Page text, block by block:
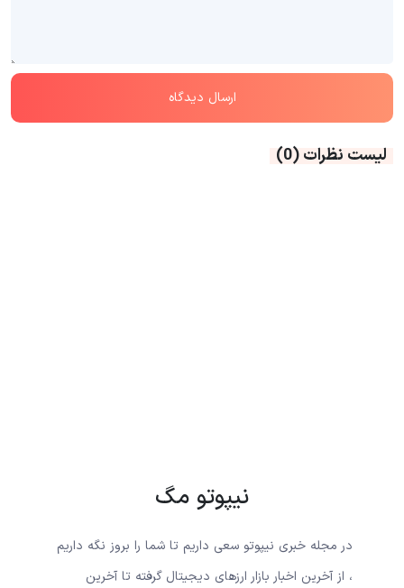
لیست نظرات(0)
نیپوتو مگ
در مجله خبری نیپوتو سعی داریم تا شما را بروز نگه داریم
، از آخرین اخبار بازار ارزهای دیجیتال گرفته تا آخرین